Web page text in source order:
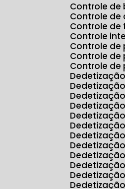
Controle
Controle
Controle
Controle
Controle
Controle
Controle